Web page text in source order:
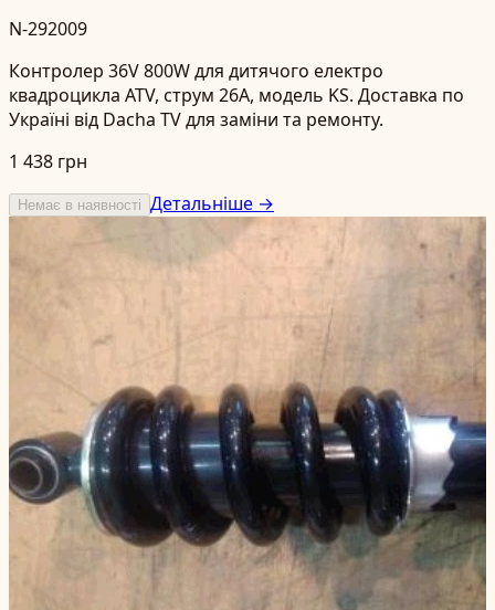
N-292009
Контролер 36V 800W для дитячого електро
квадроцикла ATV, струм 26А, модель KS. Доставка по
Україні від Dacha TV для заміни та ремонту.
1 438 грн
Немає в наявності Детальніше →